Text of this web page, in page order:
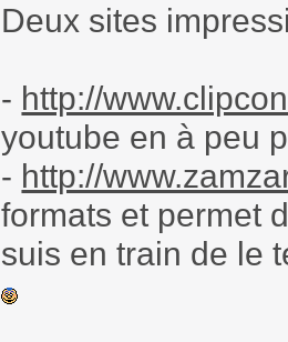
Deux sites
- http://
youtube en à peu
- http://
formats et permet
suis en train de le